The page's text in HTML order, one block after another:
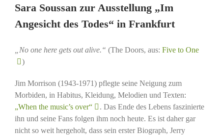
Sara Soussan zur Ausstellung „Im
Angesicht des Todes“ in Frankfurt
„No one here gets out alive.“ (The Doors, aus: Five to One
)
Jim Morrison (1943-1971) pflegte seine Neigung zum
Morbiden, in Habitus, Kleidung, Melodien und Texten:
„When the music’s over“
. Das Ende des Lebens faszinierte
ihn und seine Fans folgen ihm noch heute. Es ist daher gar
nicht so weit hergeholt, dass sein erster Biograph, Jerry